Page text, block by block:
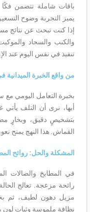
باقات شاملة تتضمن فكًا
يميز التجربة وضوح
إذا كنت تبحث عن نتائج
والكنب والسجاد
تنفيذ في نفس اليوم عند
من واقع الخبرة الميدانية
بخبرة التعامل اليومي
أبها، نرى أن التلف
بتشخيصٍ دقيق، وبخارٍ
القماش. هذا النهج يمنح
المشكلة والحل: روائح
في المطابخ والصالات
رائحة مزعجة. تعالج
مزيل دهون لطيف، ثم
نظافة ملموسة وثبات لون